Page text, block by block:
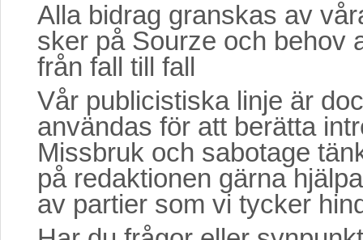
Alla bidrag granskas av
sker på Sourze och behov
från fall till fall
Vår publicistiska linje är
användas för att berätta
Missbruk och sabotage
på redaktionen gärna
av partier som vi tycker